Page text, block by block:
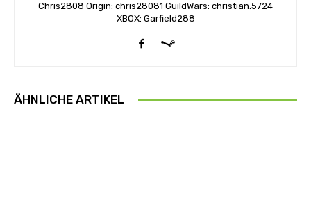
Chris2808 Origin: chris28081 GuildWars: christian.5724
XBOX: Garfield288
ÄHNLICHE ARTIKEL